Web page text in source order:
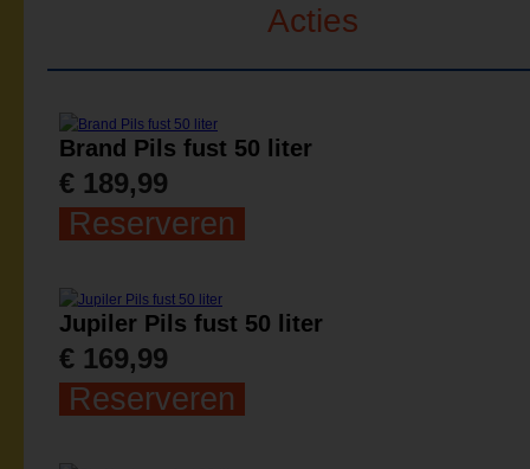
Acties
Brand Pils fust 50 liter
€ 189,99
Reserveren
Jupiler Pils fust 50 liter
€ 169,99
Reserveren